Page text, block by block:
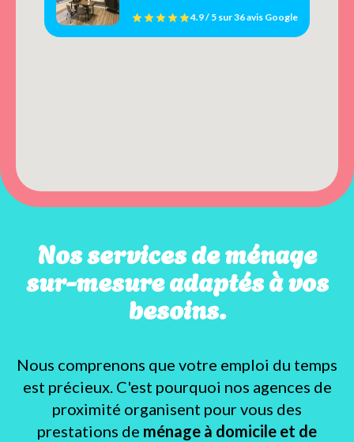
4.9 / 5 sur36 avis Google
Nos services de ménage
sur-mesure adaptés à vos
besoins.
Nous comprenons que votre emploi du temps
est précieux. C'est pourquoi nos agences de
proximité organisent pour vous des
prestations de ménage à domicile et de